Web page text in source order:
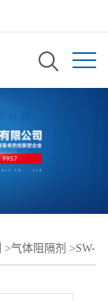
>气体阻隔剂 >SW-